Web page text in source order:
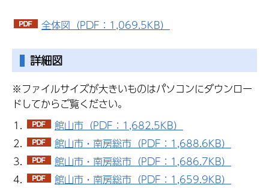
全体図（PDF：1,069.5KB）
詳細図
※ファイルサイズが大きいものはパソコンにダウンロー
ドしてからご覧ください。
館山市（PDF：1,682.5KB）
館山市・南房総市（PDF：1,688.6KB）
館山市・南房総市（PDF：1,686.7KB）
館山市・南房総市（PDF：1,659.9KB）